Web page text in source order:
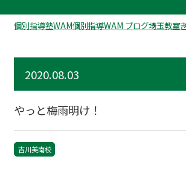
個別指導塾WAM個別指導WAM ブログ埼玉教室
2020.08.03
やっと梅雨明け！
吉川美南校